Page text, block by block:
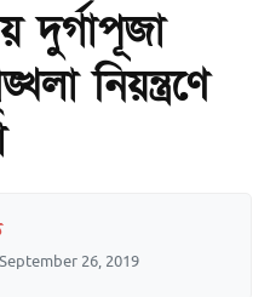
দুর্গাপূজা
নিয়ন্ত্রণে
September 26, 2019